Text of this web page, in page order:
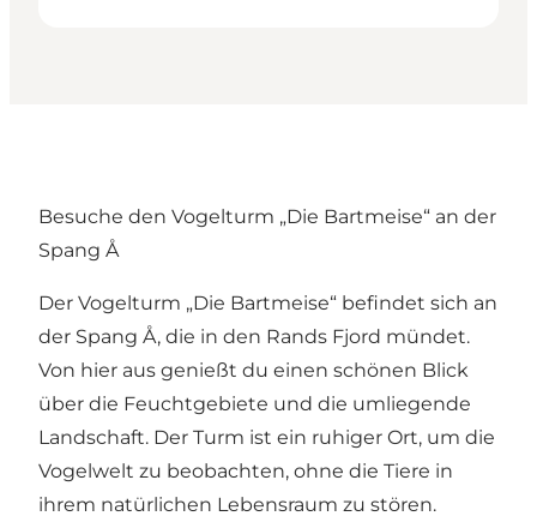
Besuche den Vogelturm „Die Bartmeise“ an der
Spang Å
Der Vogelturm „Die Bartmeise“ befindet sich an
der Spang Å, die in den Rands Fjord mündet.
Von hier aus genießt du einen schönen Blick
über die Feuchtgebiete und die umliegende
Landschaft. Der Turm ist ein ruhiger Ort, um die
Vogelwelt zu beobachten, ohne die Tiere in
ihrem natürlichen Lebensraum zu stören.